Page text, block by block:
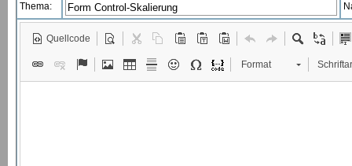
Thema:
Quellcode
Format